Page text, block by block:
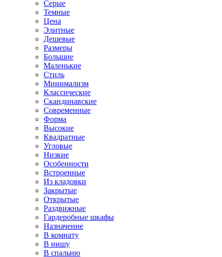
Серые
Темные
Цена
Элитные
Дешевые
Размеры
Большие
Маленькие
Стиль
Минимализм
Классические
Скандинавские
Современные
Форма
Высокие
Квадратные
Угловые
Низкие
Особенности
Встроенные
Из кладовки
Закрытые
Открытые
Раздвижные
Гардеробные шкафы
Назначение
В комнату
В нишу
В спальню